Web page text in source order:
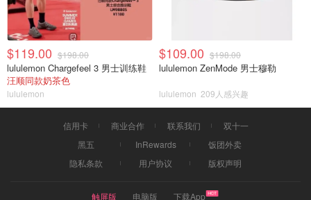
$119.00 $198.00
lululemon Chargefeel 3 男士训练鞋
汪顺同款奶茶色
lululemon
$109.00 $198.00
lululemon ZenMode 男士穆勒
lululemon 209人感兴趣
信用卡 商业合作 联系我们
双十一
黑五
InRewards
饭团外卖
隐私条款
用户协议 版权声明
触屏版 电脑版 下载App